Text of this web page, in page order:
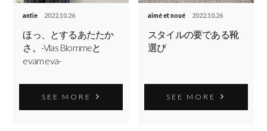
antie 2022.10.26
ほっ、とするあたたか
さ。-Vlas Blommeと
evam eva-
SEE MORE
aimé et noué 2022.10.26
スタイルの要である靴
選び
SEE MORE